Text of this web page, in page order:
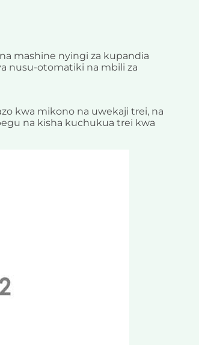
mashine nyingi za kupandia
nusu-otomatiki na mbili za
kwa mikono na uwekaji trei, na
na kisha kuchukua trei kwa